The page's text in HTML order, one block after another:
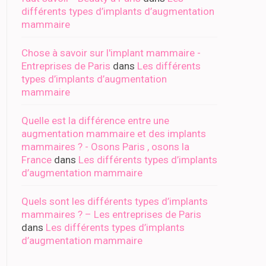
différents types d’implants d’augmentation
mammaire
Chose à savoir sur l'implant mammaire -
Entreprises de Paris dans Les différents
types d’implants d’augmentation
mammaire
Quelle est la différence entre une
augmentation mammaire et des implants
mammaires ? - Osons Paris , osons la
France dans Les différents types d’implants
d’augmentation mammaire
Quels sont les différents types d’implants
mammaires ? – Les entreprises de Paris
dans Les différents types d’implants
d’augmentation mammaire